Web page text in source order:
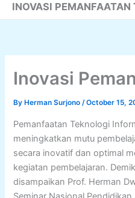
INOVASI PEMANFAATAN
Inovasi
By Herman Surjono/October 15,
Pemanfaatan Teknologi
meningkatkan mutu
secara inovatif dan optimal
kegiatan pembelajaran.
disampaikan Prof. Herman